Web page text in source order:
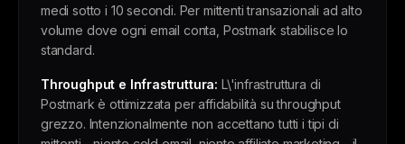
medi sotto i 10 secondi. Per mittenti transazionali ad alto
volume dove ogni email conta, Postmark stabilisce lo
standard.
Throughput e Infrastruttura: L\'infrastruttura di
Postmark è ottimizzata per affidabilità su throughput
grezzo. Intenzionalmente non accettano tutti i tipi di